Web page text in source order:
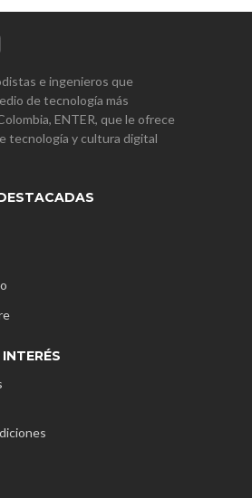
e ingenieros que
de tecnología más
ENTER, que le ofrece
tecnología y cultura digital